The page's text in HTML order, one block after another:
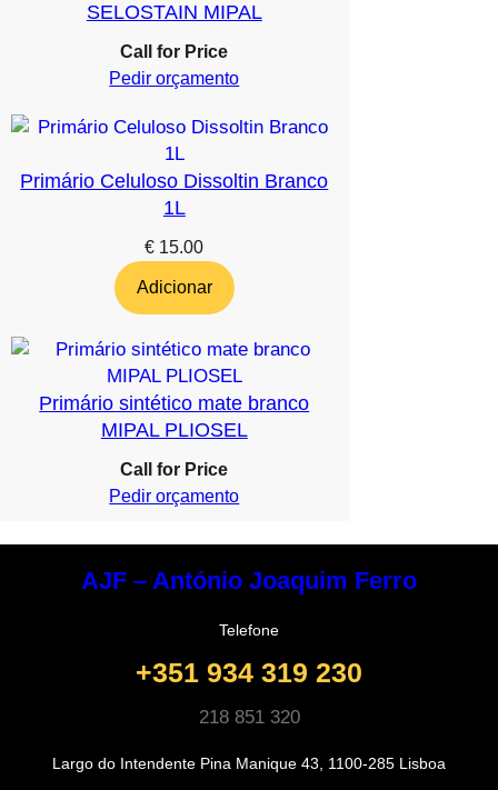
SELOSTAIN MIPAL
Call for Price
Pedir orçamento
Primário Celuloso Dissoltin Branco
1L
€ 15.00
Adicionar
Primário sintético mate branco
MIPAL PLIOSEL
Call for Price
Pedir orçamento
AJF – António Joaquim Ferro
Telefone
+351 934 319 230
218 851 320
Largo do Intendente Pina Manique 43, 1100-285 Lisboa